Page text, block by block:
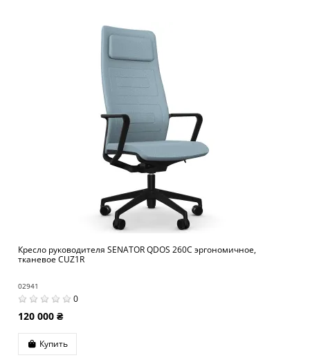
Кресло руководителя SENATOR QDOS 260C эргономичное,
тканевое CUZ1R
02941
0
120 000 ₴
Купить